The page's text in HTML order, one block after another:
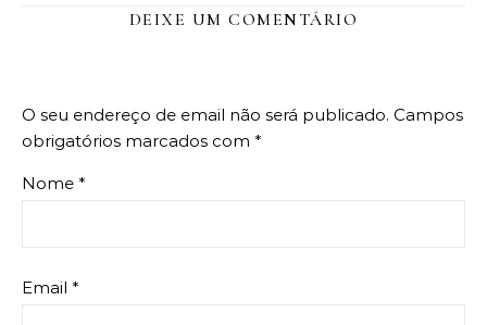
DEIXE UM COMENTÁRIO
O seu endereço de email não será publicado. Campos
obrigatórios marcados com *
Nome *
Email *